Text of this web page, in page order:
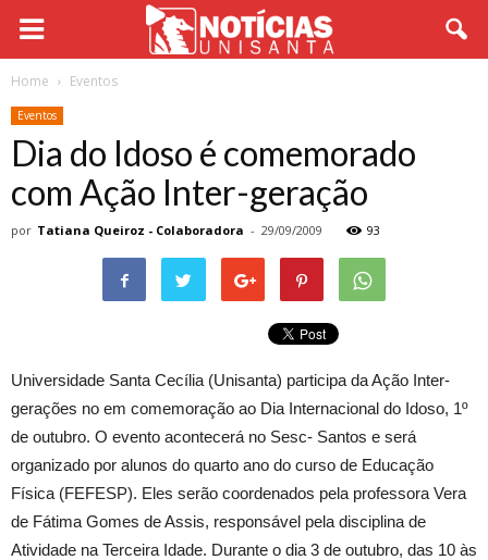
Home Eventos
Eventos
Dia do Idoso é comemorado
com Ação Inter-geração
por Tatiana Queiroz - Colaboradora - 29/09/2009 93
Universidade Santa Cecília (Unisanta) participa da Ação Inter-
gerações no em comemoração ao Dia Internacional do Idoso, 1º
de outubro. O evento acontecerá no Sesc- Santos e será
organizado por alunos do quarto ano do curso de Educação
Física (FEFESP). Eles serão coordenados pela professora Vera
de Fátima Gomes de Assis, responsável pela disciplina de
Atividade na Terceira Idade. Durante o dia 3 de outubro, das 10 às